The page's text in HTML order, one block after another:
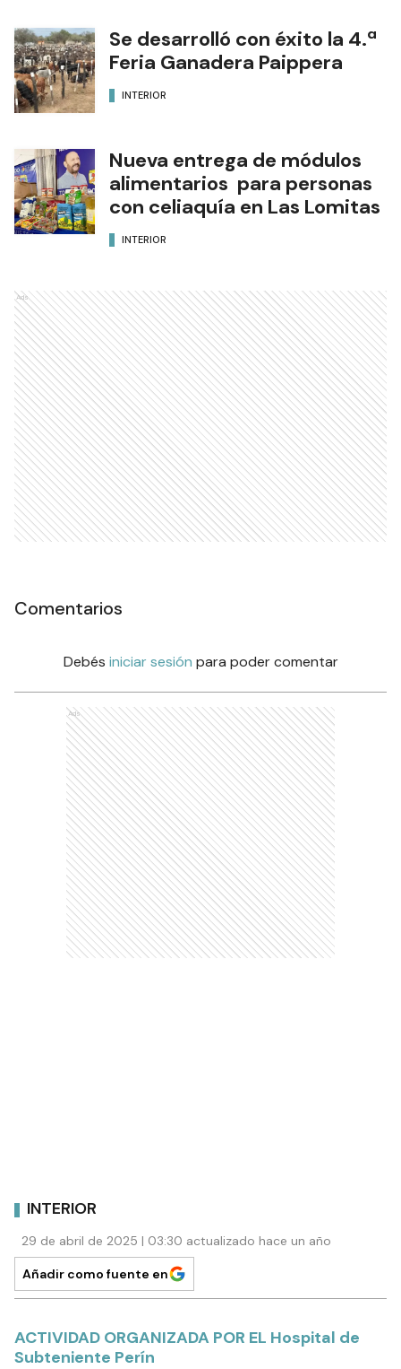
Se desarrolló con éxito la 4.ª
Feria Ganadera Paippera
INTERIOR
Nueva entrega de módulos
alimentarios para personas
con celiaquía en Las Lomitas
INTERIOR
Ads
Comentarios
Debés iniciar sesión para poder comentar
Ads
INTERIOR
29 de abril de 2025 | 03:30 actualizado hace un año
Añadir como fuente en
ACTIVIDAD ORGANIZADA POR EL Hospital de
Subteniente Perín